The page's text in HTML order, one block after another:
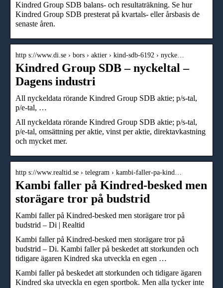
Kindred Group SDB balans- och resultaträkning. Se hur
Kindred Group SDB presterat på kvartals- eller årsbasis de
senaste åren.
http s://www.di.se › bors › aktier › kind-sdb-6192 › nycke…
Kindred Group SDB – nyckeltal –
Dagens industri
All nyckeldata rörande Kindred Group SDB aktie; p/s-tal,
p/e-tal, …
All nyckeldata rörande Kindred Group SDB aktie; p/s-tal,
p/e-tal, omsättning per aktie, vinst per aktie, direktavkastning
och mycket mer.
http s://www.realtid.se › telegram › kambi-faller-pa-kind…
Kambi faller på Kindred-besked men
storägare tror på budstrid
Kambi faller på Kindred-besked men storägare tror på
budstrid – Di | Realtid
Kambi faller på Kindred-besked men storägare tror på
budstrid – Di. Kambi faller på beskedet att storkunden och
tidigare ägaren Kindred ska utveckla en egen …
Kambi faller på beskedet att storkunden och tidigare ägaren
Kindred ska utveckla en egen sportbok. Men alla tycker inte